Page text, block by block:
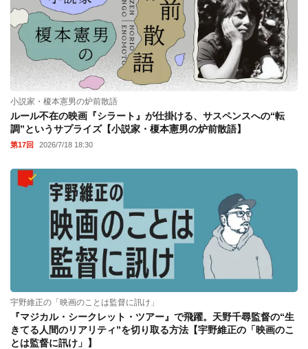
小説家・榎本憲男の炉前散語
ルール不在の映画『シラート』が仕掛ける、サスペンスへの“転
調”というサプライズ【小説家・榎本憲男の炉前散語】
第17回 2026/7/18 18:30
宇野維正の「映画のことは監督に訊け」
『マジカル・シークレット・ツアー』で飛躍。天野千尋監督の“生
きてる人間のリアリティ”を切り取る方法【宇野維正の「映画のこ
とは監督に訊け」】